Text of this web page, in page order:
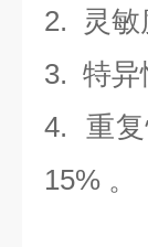
2. 灵敏
3. 特异
4. 重复
15% 。